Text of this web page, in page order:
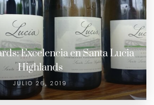
Excelencia en Santa Lucia
Highlands
JULIO 26, 2019